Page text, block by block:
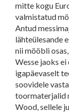
mitte kogu
valmistatud
Antud
lähteülesande
nii mööbli
Wesse jaoks ei
igapäevaselt
soovidele
toormaterjalid
Wood, sellele